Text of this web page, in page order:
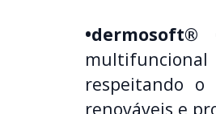
•dermosoft®
multifuncional
respeitando
renováveis e